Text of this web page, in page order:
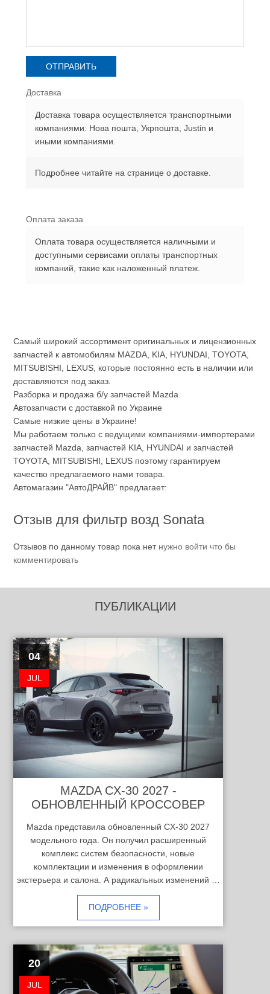
Доставка
Доставка товара осуществляется транспортными
компаниями: Нова пошта, Укрпошта, Justin и
иными компаниями.
Подробнее читайте на странице о доставке.
Оплата заказа
Оплата товара осуществляется наличными и
доступными сервисами оплаты транспортных
компаний, такие как наложенный платеж.
Самый широкий ассортимент оригинальных и лицензионных
запчастей к автомобилям MAZDA, KIA, HYUNDAI, TOYOTA,
MITSUBISHI, LEXUS, которые постоянно есть в наличии или
доставляются под заказ.
Разборка и продажа б/у запчастей Mazda.
Автозапчасти с доставкой по Украине
Самые низкие цены в Украине!
Мы работаем только с ведущими компаниями-импортерами
запчастей Mazda, запчастей KIA, HYUNDAI и запчастей
TOYOTA, MITSUBISHI, LEXUS поэтому гарантируем
качество предлагаемого нами товара.
Автомагазин "АвтоДРАЙВ" предлагает:
Отзыв для фильтр возд Sonata
Отзывов по данному товар пока нет нужно войти что бы
комментировать
ПУБЛИКАЦИИ
04
JUL
MAZDA CX-30 2027 -
ОБНОВЛЕННЫЙ КРОССОВЕР
Mazda представила обновленный CX-30 2027
модельного года. Он получил расширенный
комплекс систем безопасности, новые
комплектации и изменения в оформлении
экстерьера и салона. А радикальных изменений …
ПОДРОБНЕЕ »
20
JUL